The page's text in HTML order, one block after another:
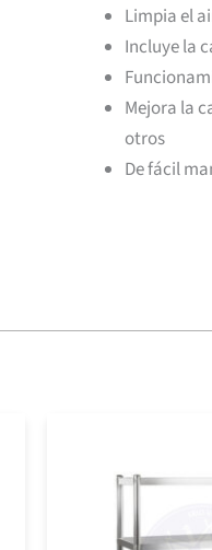
Limpia el
Incluye la
Mejora la
otros
De fácil